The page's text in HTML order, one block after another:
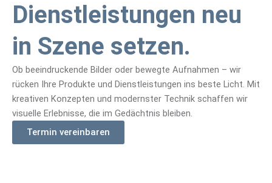
Dienstleistungen neu
in Szene setzen.
Ob beeindruckende Bilder oder bewegte Aufnahmen – wir
rücken Ihre Produkte und Dienstleistungen ins beste Licht. Mit
kreativen Konzepten und modernster Technik schaffen wir
visuelle Erlebnisse, die im Gedächtnis bleiben.
Termin vereinbaren